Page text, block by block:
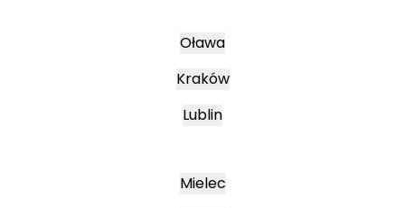
Oława
Kraków
Lublin
Mielec